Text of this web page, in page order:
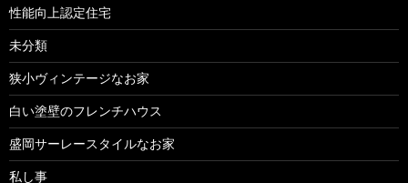
性能向上認定住宅
未分類
狭小ヴィンテージなお家
白い塗壁のフレンチハウス
盛岡サーレースタイルなお家
私し事